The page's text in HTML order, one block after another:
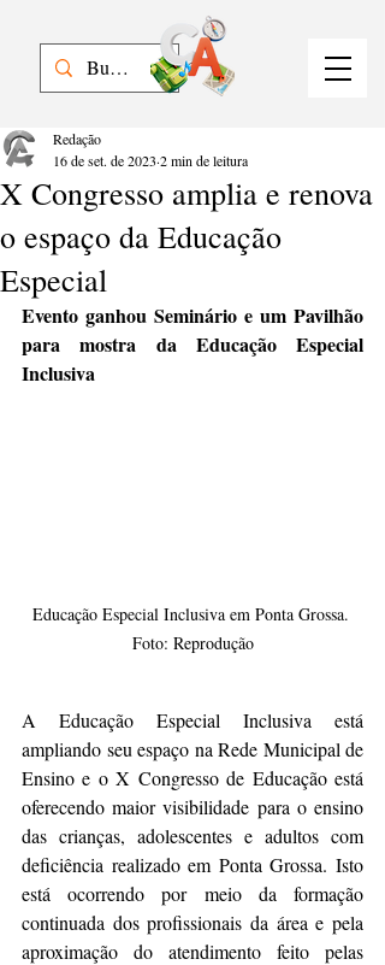
X Congresso amplia e renova
o espaço da Educação
Especial
Redação
16 de set. de 2023 2 min de leitura
Evento ganhou Seminário e um Pavilhão
para mostra da Educação Especial
Inclusiva
Educação Especial Inclusiva em Ponta Grossa.
Foto: Reprodução
A Educação Especial Inclusiva está
ampliando seu espaço na Rede Municipal de
Ensino e o X Congresso de Educação está
oferecendo maior visibilidade para o ensino
das crianças, adolescentes e adultos com
deficiência realizado em Ponta Grossa. Isto
está ocorrendo por meio da formação
continuada dos profissionais da área e pela
aproximação do atendimento feito pelas